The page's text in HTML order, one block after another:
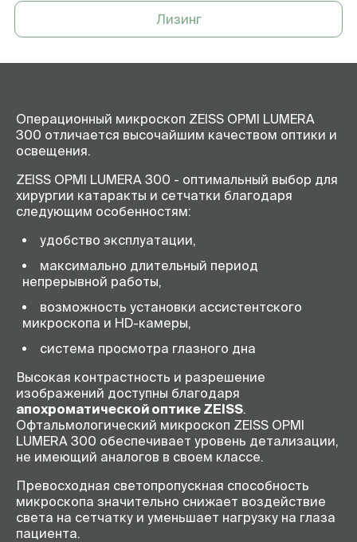
Да
стандартная / расширенная
да
стандартная / расширенная
конфигурация)
лечения катаракты / Для
лечения катаракты/сетчатки
Камера высокого
Микроскоп, переключатель
увеличения и наклонный
Опционально
Микроскоп, переключатель
увеличения,
инвертированный тубус и
стартовый набор системы
визуализации глазного дна
RESIGHT 500 (базовая /
стандартная / расширенная
конфигурация)
Нет / нет / опционально
Лизинг
Операционный микроскоп ZEISS OPMI LUMERA
300 отличается высочайшим качеством оптики и
освещения.
ZEISS OPMI LUMERA 300 - оптимальный выбор для
хирургии катаракты и сетчатки благодаря
следующим особенностям:
удобство эксплуатации,
максимально длительный период
непрерывной работы,
возможность установки ассистентского
микроскопа и HD-камеры,
система просмотра глазного дна
Высокая контрастность и разрешение
изображений доступны благодаря
апохроматической оптике ZEISS.
Офтальмологический микроскоп ZEISS OPMI
LUMERA 300 обеспечивает уровень детализации,
не имеющий аналогов в своем классе.
Превосходная светопропускная способность
микроскопа значительно снижает воздействие
света на сетчатку и уменьшает нагрузку на глаза
пациента.